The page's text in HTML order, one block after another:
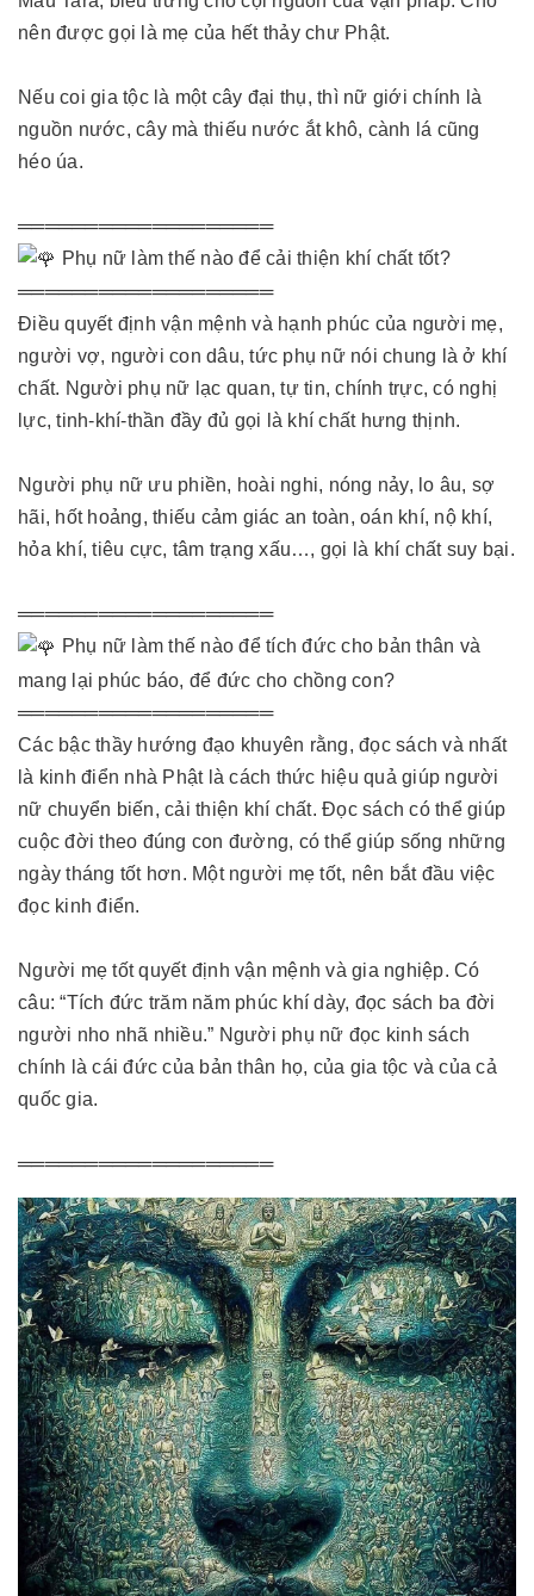
nên được gọi là mẹ của hết thảy chư Phật.
Nếu coi gia tộc là một cây đại thụ, thì nữ giới chính là
nguồn nước, cây mà thiếu nước ắt khô, cành lá cũng
héo úa.
═══════════════════
Phụ nữ làm thế nào để cải thiện khí chất tốt?
═══════════════════
Điều quyết định vận mệnh và hạnh phúc của người mẹ,
người vợ, người con dâu, tức phụ nữ nói chung là ở khí
chất. Người phụ nữ lạc quan, tự tin, chính trực, có nghị
lực, tinh-khí-thần đầy đủ gọi là khí chất hưng thịnh.
Người phụ nữ ưu phiền, hoài nghi, nóng nảy, lo âu, sợ
hãi, hốt hoảng, thiếu cảm giác an toàn, oán khí, nộ khí,
hỏa khí, tiêu cực, tâm trạng xấu…, gọi là khí chất suy bại.
═══════════════════
Phụ nữ làm thế nào để tích đức cho bản thân và
mang lại phúc báo, để đức cho chồng con?
═══════════════════
Các bậc thầy hướng đạo khuyên rằng, đọc sách và nhất
là kinh điển nhà Phật là cách thức hiệu quả giúp người
nữ chuyển biến, cải thiện khí chất. Đọc sách có thể giúp
cuộc đời theo đúng con đường, có thể giúp sống những
ngày tháng tốt hơn. Một người mẹ tốt, nên bắt đầu việc
đọc kinh điển.
Người mẹ tốt quyết định vận mệnh và gia nghiệp. Có
câu: “Tích đức trăm năm phúc khí dày, đọc sách ba đời
người nho nhã nhiều.” Người phụ nữ đọc kinh sách
chính là cái đức của bản thân họ, của gia tộc và của cả
quốc gia.
═══════════════════